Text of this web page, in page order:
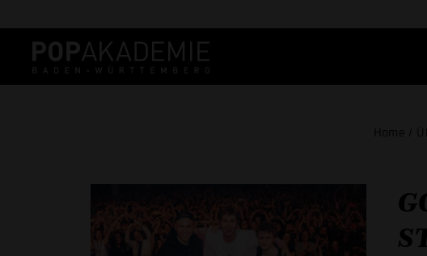
Home /